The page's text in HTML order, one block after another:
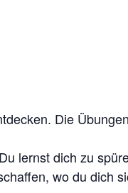
Die
lernst dich zu
wo du dich